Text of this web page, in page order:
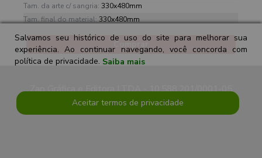
Tam. da arte c/ sangria: 330x480mm
Tam. final do material: 330x480mm
Comprar
Zap Gráfica e Editora LTDA - 10.588.201/0001-05
Salvamos seu histórico de uso do site para melhorar sua
experiência. Ao continuar navegando, você concorda com
política de privacidade. Saiba mais
Aceitar termos de privacidade